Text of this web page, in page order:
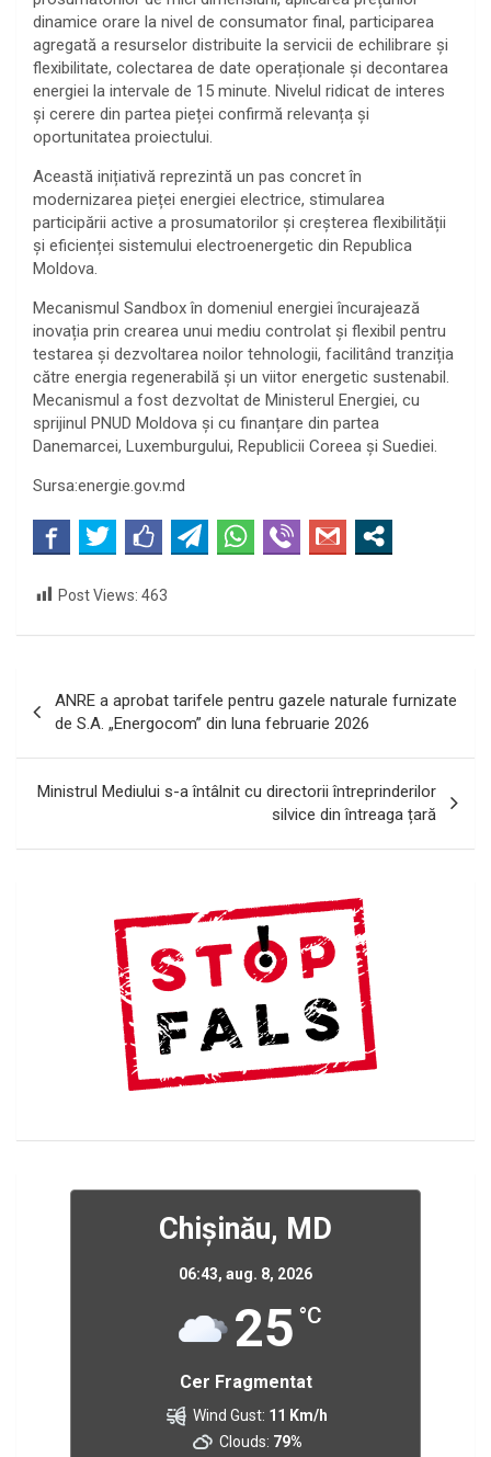
dinamice orare la nivel de consumator final, participarea
agregată a resurselor distribuite la servicii de echilibrare și
flexibilitate, colectarea de date operaționale și decontarea
energiei la intervale de 15 minute. Nivelul ridicat de interes
și cerere din partea pieței confirmă relevanța și
oportunitatea proiectului.
Această inițiativă reprezintă un pas concret în
modernizarea pieței energiei electrice, stimularea
participării active a prosumatorilor și creșterea flexibilității
și eficienței sistemului electroenergetic din Republica
Moldova.
Mecanismul Sandbox în domeniul energiei încurajează
inovația prin crearea unui mediu controlat și flexibil pentru
testarea și dezvoltarea noilor tehnologii, facilitând tranziția
către energia regenerabilă și un viitor energetic sustenabil.
Mecanismul a fost dezvoltat de Ministerul Energiei, cu
sprijinul PNUD Moldova și cu finanțare din partea
Danemarcei, Luxemburgului, Republicii Coreea și Suediei.
Sursa:energie.gov.md
Post Views: 463
în
articole
ANRE a aprobat tarifele pentru gazele naturale furnizate
de S.A. „Energocom” din luna februarie 2026
Ministrul Mediului s-a întâlnit cu directorii întreprinderilor
silvice din întreaga țară
Chișinău, MD
06:43, aug. 8, 2026
25 °C
Cer Fragmentat
Wind Gust: 11 Km/h
Clouds: 79%